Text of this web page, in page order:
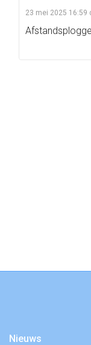
23 mei 2025 16:59
Nieuws